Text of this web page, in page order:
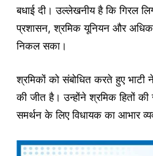
बधाई दी। उल्लेखनीय है कि गिरल
प्रशासन, श्रमिक यूनियन और
निकल सका।
श्रमिकों को संबोधित करते हुए
की जीत है। उन्होंने श्रमिक हितों की
समर्थन के लिए विधायक का आभार